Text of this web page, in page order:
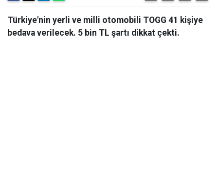
Türkiye'nin yerli ve milli otomobili TOGG 41 kişiye
bedava verilecek. 5 bin TL şartı dikkat çekti.